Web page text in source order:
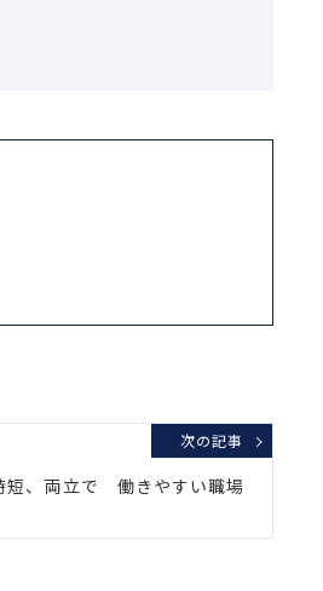
次の記事
短、両立で 働きやすい職場